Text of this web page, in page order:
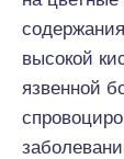
высокой
язвенной